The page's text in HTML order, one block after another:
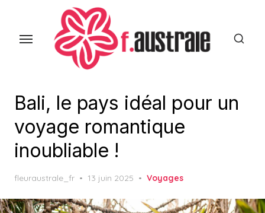
Bali, le pays idéal pour un
voyage romantique
inoubliable !
fleuraustrale_fr
Posted
13 juin 2025 Voyages